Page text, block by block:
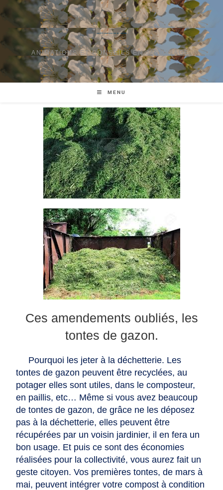
SOCIÉTÉ D'HORTICULTURE DE TOURAINE
ANIMATIONS ET CONSEILS EN JARDINAGE.
MENU
Ces amendements oubliés, les
tontes de gazon.
Pourquoi les jeter à la déchetterie. Les
tontes de gazon peuvent être recyclées, au
potager elles sont utiles, dans le composteur,
en paillis, etc… Même si vous avez beaucoup
de tontes de gazon, de grâce ne les déposez
pas à la déchetterie, elles peuvent être
récupérées par un voisin jardinier, il en fera un
bon usage. Et puis ce sont des économies
réalisées pour la collectivité, vous aurez fait un
geste citoyen. Vos premières tontes, de mars à
mai, peuvent intégrer votre compost à condition